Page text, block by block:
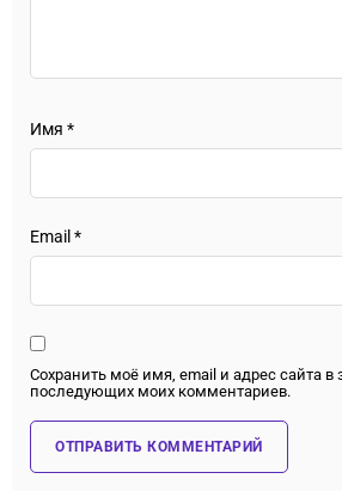
Имя *
Email *
Сохранить моё имя, email и адрес сайта в
последующих моих комментариев.